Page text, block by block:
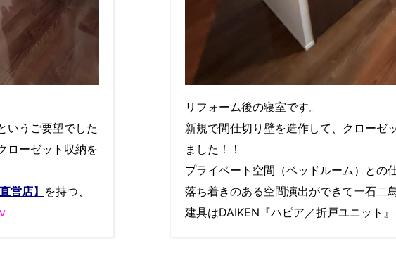
いうご要望でした
ローゼット収納を
営店】 を持つ、
リフォーム後の寝室です。
新規で間仕切り壁を造作して、クローゼ
ました！！
プライベート空間（ベッドルーム）との
落ち着きのある空間演出ができて一石二
建具はDAIKEN『ハピア／折戸ユニット』